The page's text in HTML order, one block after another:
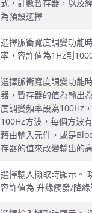
式，計數暫存器，以及
為預設選擇
選擇脈衝寬度調變功能
率，容許值為1Hz到
選擇脈衝寬度調變功能
器，暫存器的值為輸出
度調變頻率設為100Hz
100Hz方波，每個方波
藉由輸入元件，或是
存器的值來改變輸出的
選擇輸入擷取時顯示。
容許值為 升緣觸發/降